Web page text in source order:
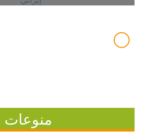
منوعات
7 خطوات بسيطة للسيطرة على